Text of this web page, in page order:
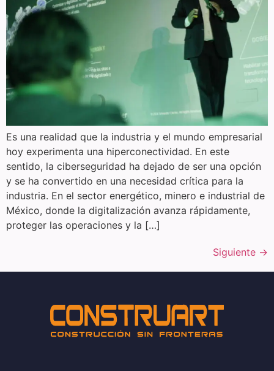
Es una realidad que la industria y el mundo empresarial
hoy experimenta una hiperconectividad. En este
sentido, la ciberseguridad ha dejado de ser una opción
y se ha convertido en una necesidad crítica para la
industria. En el sector energético, minero e industrial de
México, donde la digitalización avanza rápidamente,
proteger las operaciones y la […]
Siguiente →